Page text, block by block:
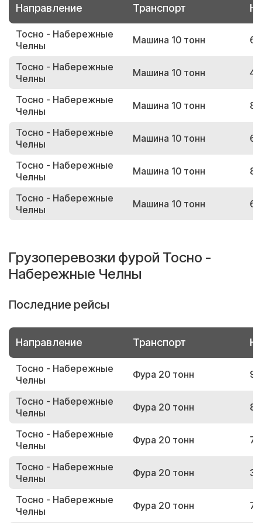
Направление Транспорт
Тосно - Набережные
Челны
Машина 10 тонн
Тосно - Набережные
Челны
Машина 10 тонн
Тосно - Набережные
Челны
Машина 10 тонн
Тосно - Набережные
Челны
Машина 10 тонн
Тосно - Набережные
Челны
Машина 10 тонн
Тосно - Набережные
Челны
Машина 10 тонн
Грузоперевозки фурой Тосно -
Набережные Челны
Последние рейсы
Направление Транспорт
Тосно - Набережные
Челны
Фура 20 тонн
Тосно - Набережные
Челны
Фура 20 тонн
Тосно - Набережные
Челны
Фура 20 тонн
Тосно - Набережные
Челны
Фура 20 тонн
Тосно - Набережные
Челны
Фура 20 тонн